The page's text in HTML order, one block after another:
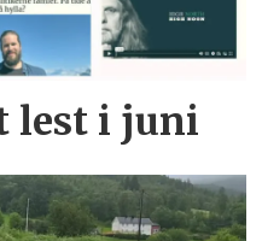
lest i juni